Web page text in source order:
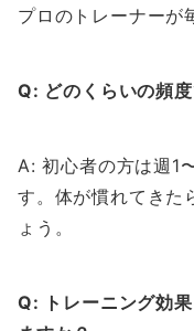
プロのトレーナーが
Q: どのくらいの頻
A: 初心者の方は週1
す。体が慣れてきた
ょう。
Q: トレーニング効